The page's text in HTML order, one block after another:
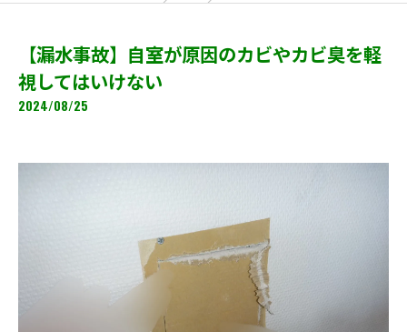
【漏水事故】自室が原因のカビやカビ臭を軽
視してはいけない
2024/08/25